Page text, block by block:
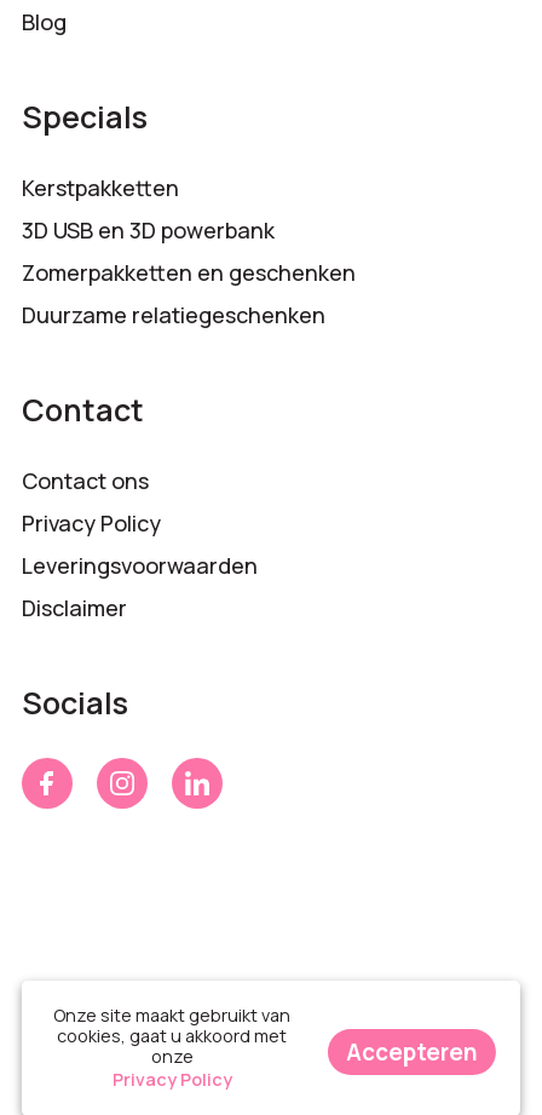
Blog
Specials
Kerstpakketten
3D USB en 3D powerbank
Zomerpakketten en geschenken
Duurzame relatiegeschenken
Contact
Contact ons
Privacy Policy
Leveringsvoorwaarden
Disclaimer
Socials
Onze site maakt gebruikt van
cookies, gaat u akkoord met
onze
Privacy Policy
Accepteren